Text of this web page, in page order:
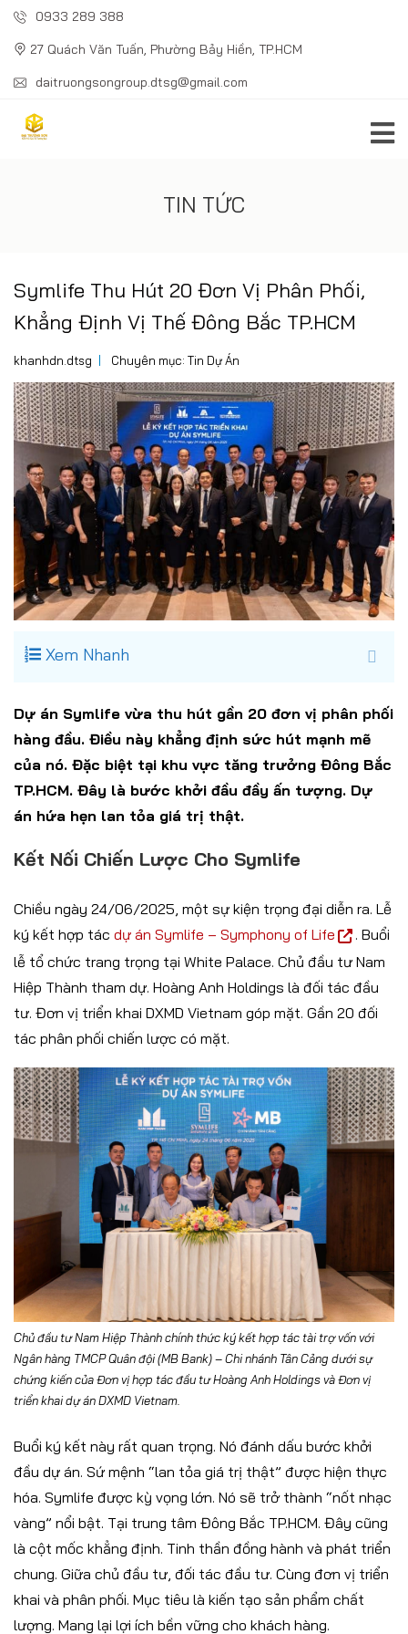
0933 289 388
27 Quách Văn Tuấn, Phường Bảy Hiền, TP.HCM
daitruongsongroup.dtsg@gmail.com
TIN TỨC
Symlife Thu Hút 20 Đơn Vị Phân Phối,
Khẳng Định Vị Thế Đông Bắc TP.HCM
khanhdn.dtsg Chuyên mục: Tin Dự Án
Xem Nhanh
Dự án Symlife vừa thu hút gần 20 đơn vị phân phối
hàng đầu. Điều này khẳng định sức hút mạnh mẽ
của nó. Đặc biệt tại khu vực tăng trưởng Đông Bắc
TP.HCM. Đây là bước khởi đầu đầy ấn tượng. Dự
án hứa hẹn lan tỏa giá trị thật.
Kết Nối Chiến Lược Cho Symlife
Chiều ngày 24/06/2025, một sự kiện trọng đại diễn ra. Lễ
ký kết hợp tác dự án Symlife – Symphony of Life
. Buổi
lễ tổ chức trang trọng tại White Palace. Chủ đầu tư Nam
Hiệp Thành tham dự. Hoàng Anh Holdings là đối tác đầu
tư. Đơn vị triển khai DXMD Vietnam góp mặt. Gần 20 đối
tác phân phối chiến lược có mặt.
Chủ đầu tư Nam Hiệp Thành chính thức ký kết hợp tác tài trợ vốn với
Ngân hàng TMCP Quân đội (MB Bank) – Chi nhánh Tân Cảng dưới sự
chứng kiến của Đơn vị hợp tác đầu tư Hoàng Anh Holdings và Đơn vị
triển khai dự án DXMD Vietnam.
Buổi ký kết này rất quan trọng. Nó đánh dấu bước khởi
đầu dự án. Sứ mệnh “lan tỏa giá trị thật” được hiện thực
hóa. Symlife được kỳ vọng lớn. Nó sẽ trở thành “nốt nhạc
vàng” nổi bật. Tại trung tâm Đông Bắc TP.HCM. Đây cũng
là cột mốc khẳng định. Tinh thần đồng hành và phát triển
chung. Giữa chủ đầu tư, đối tác đầu tư. Cùng đơn vị triển
khai và phân phối. Mục tiêu là kiến tạo sản phẩm chất
lượng. Mang lại lợi ích bền vững cho khách hàng.